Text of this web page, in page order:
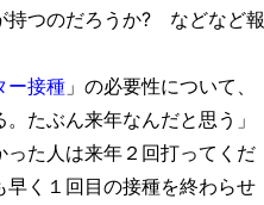
持つのだろうか? などなど報
ー接種 」の必要性について、
たぶん来年なんだと思う」
た人は来年２回打ってくだ
く１回目の接種を終わらせ